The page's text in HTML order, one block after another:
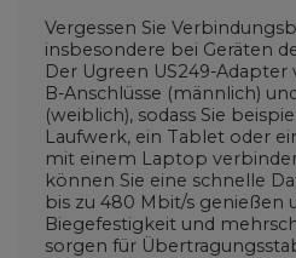
Vergessen Sie
insbesondere bei Geräten
Der Ugreen US249-
B-Anschlüsse (männlich)
(weiblich), sodass Sie
Laufwerk, ein Tablet oder
mit einem Laptop
können Sie eine schnelle
bis zu 480 Mbit/s genießen
Biegefestigkeit und
sorgen für